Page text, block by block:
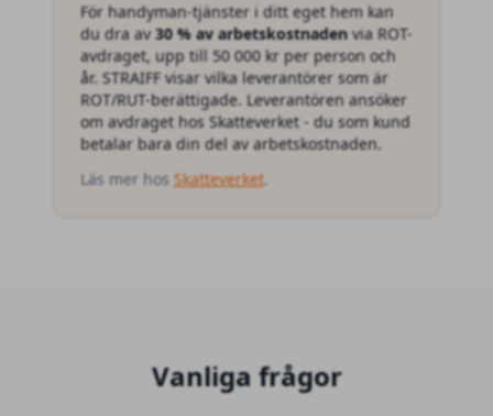
För handyman-tjänster i ditt eget hem kan
du dra av30 % av arbetskostnadenvia ROT-
avdraget, upp till 50 000 kr per person och
år. STRAIFF visar vilka leverantörer som är
ROT/RUT-berättigade. Leverantören ansöker
om avdraget hos Skatteverket - du som kund
betalar bara din del av arbetskostnaden.
Läs mer hos Skatteverket.
Vanliga frågor